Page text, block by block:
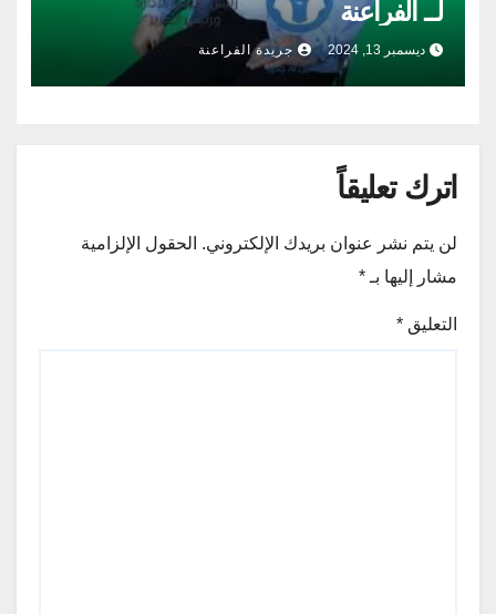
لــ الفراعنة
ديسمبر 13, 2024 جريدة الفراعنة
اترك تعليقاً
لن يتم نشر عنوان بريدك الإلكتروني. الحقول الإلزامية
مشار إليها بـ *
التعليق *